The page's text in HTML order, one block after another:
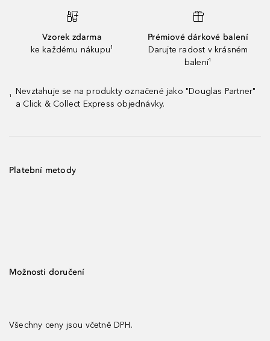
Vzorek zdarma
ke každému nákupu¹
Prémiové dárkové balení
Darujte radost v krásném
balení¹
¹
Nevztahuje se na produkty označené jako "Douglas Partner"
a Click & Collect Express objednávky.
Platební metody
Možnosti doručení
Všechny ceny jsou včetně DPH.